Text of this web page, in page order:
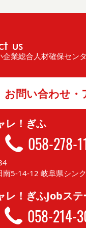
us
企業総合人材確保セン
お問い合わせ・
レ！ぎふ
058-278-
南5-14-12 岐阜県シン
レ！ぎふJobス
058-214-